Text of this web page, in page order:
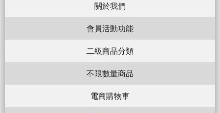
關於我們
會員活動功能
二級商品分類
不限數量商品
電商購物車